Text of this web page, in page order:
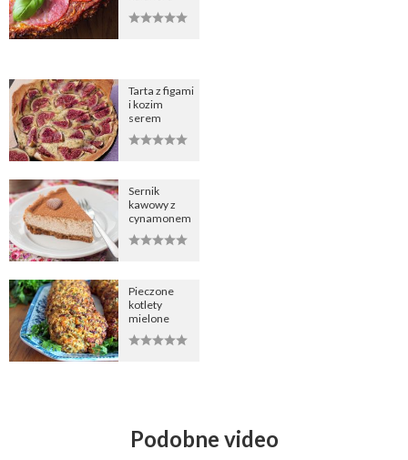
Tarta z figami
i kozim
serem
Sernik
kawowy z
cynamonem
Pieczone
kotlety
mielone
Podobne video